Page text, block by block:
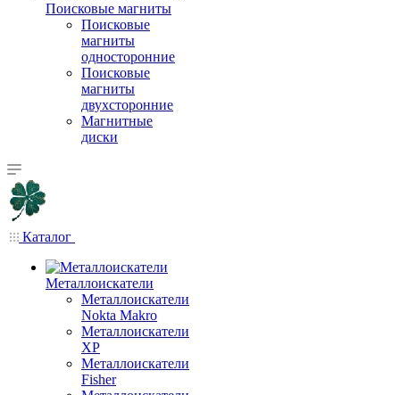
Поисковые магниты
Поисковые
магниты
односторонние
Поисковые
магниты
двухсторонние
Магнитные
диски
Каталог
Металлоискатели
Металлоискатели
Nokta Makro
Металлоискатели
XP
Металлоискатели
Fisher